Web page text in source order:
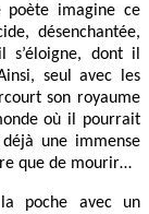
poète imagine ce
désenchantée,
s’éloigne, dont il
seul avec les
son royaume
où il pourrait
une immense
que de mourir…
poche avec un